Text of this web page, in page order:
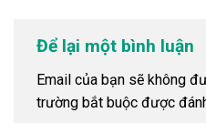
Để lại một bình luận
Email của bạn sẽ không
trường bắt buộc được